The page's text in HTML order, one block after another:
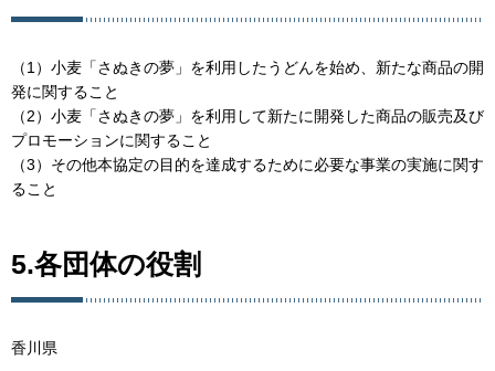
（1）小麦「さぬきの夢」を利用したうどんを始め、新たな商品の開
発に関すること
（2）小麦「さぬきの夢」を利用して新たに開発した商品の販売及び
プロモーションに関すること
（3）その他本協定の目的を達成するために必要な事業の実施に関す
ること
5.各団体の役割
香川県